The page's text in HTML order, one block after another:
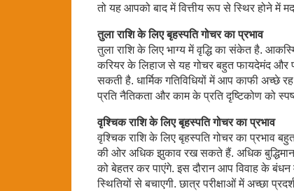
तो यह आपको बाद में वित्तीय रूप से स्थिर होने में
तुला राशि के लिए बृहस्पति गोचर का प्रभाव
तुला राशि के लिए भाग्य में वृद्धि का संकेत है.
करियर के लिहाज से यह गोचर बहुत फायदेमंद और
सकती है. धार्मिक गतिविधियों में आप काफी
प्रति नैतिकता और काम के प्रति दृष्टिकोण को
वृश्चिक राशि के लिए बृहस्पति गोचर का प्रभाव
वृश्चिक राशि के लिए बृहस्पति गोचर का प्रभाव
की ओर अधिक झुकाव रख सकते हैं. अधिक
को बेहतर कर पाएंगे. इस दौरान आप विवाह के
स्थितियों से बचाएगी. छात्र परीक्षाओं में अच्छा